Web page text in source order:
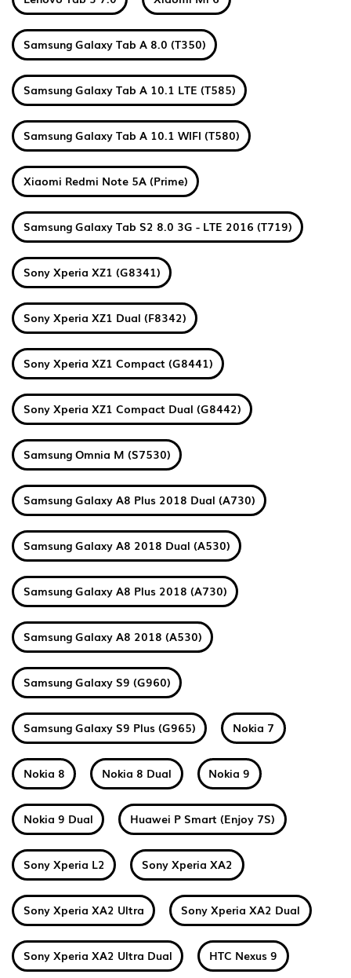
Samsung Galaxy Tab A 8.0 (T350)
Samsung Galaxy Tab A 10.1 LTE (T585)
Samsung Galaxy Tab A 10.1 WIFI (T580)
Xiaomi Redmi Note 5A (Prime)
Samsung Galaxy Tab S2 8.0 3G - LTE 2016 (T719)
Sony Xperia XZ1 (G8341)
Sony Xperia XZ1 Dual (F8342)
Sony Xperia XZ1 Compact (G8441)
Sony Xperia XZ1 Compact Dual (G8442)
Samsung Omnia M (S7530)
Samsung Galaxy A8 Plus 2018 Dual (A730)
Samsung Galaxy A8 2018 Dual (A530)
Samsung Galaxy A8 Plus 2018 (A730)
Samsung Galaxy A8 2018 (A530)
Samsung Galaxy S9 (G960)
Samsung Galaxy S9 Plus (G965) Nokia 7
Nokia 8 Nokia 8 Dual Nokia 9
Nokia 9 Dual Huawei P Smart (Enjoy 7S)
Sony Xperia L2 Sony Xperia XA2
Sony Xperia XA2 Ultra Sony Xperia XA2 Dual
Sony Xperia XA2 Ultra Dual HTC Nexus 9